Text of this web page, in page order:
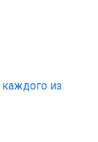
каждого из